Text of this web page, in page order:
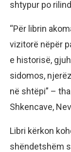
shtypur po
“Për librin
vizitorë nëpër
e historisë,
sidomos,
në shtëpi” –
Shkencave,
Libri kërkon
shëndetshëm